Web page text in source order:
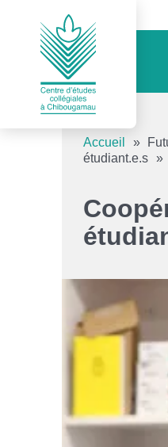
Outils
Diminuer le
Contraste élevé
Liens soulignés
Police
Accueil »
étudiant.e.s »